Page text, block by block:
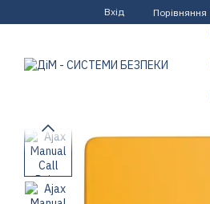
Перейти до основного контенту
Вхід Порівняння